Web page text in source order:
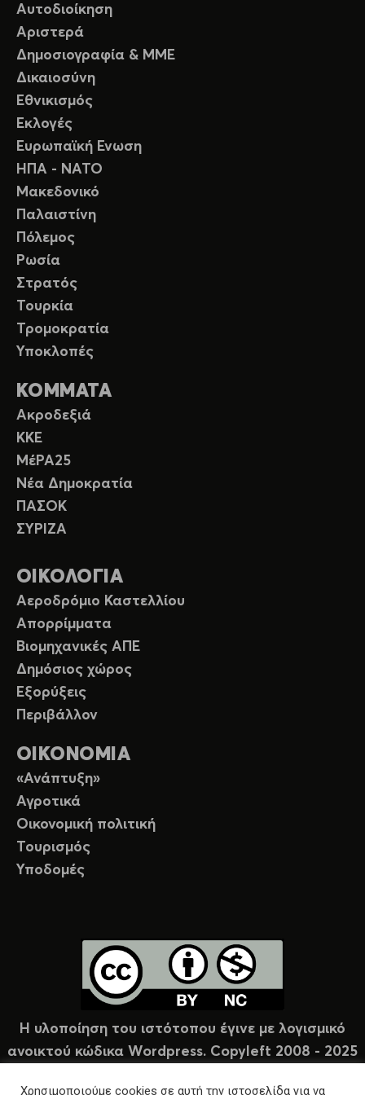
Αυτοδιοίκηση
Αριστερά
Δημοσιογραφία & ΜΜΕ
Δικαιοσύνη
Εθνικισμός
Εκλογές
Ευρωπαϊκή Ενωση
ΗΠΑ - ΝΑΤΟ
Μακεδονικό
Παλαιστίνη
Πόλεμος
Ρωσία
Στρατός
Τουρκία
Τρομοκρατία
Υποκλοπές
ΚΟΜΜΑΤΑ
Ακροδεξιά
ΚΚΕ
ΜέΡΑ25
Νέα Δημοκρατία
ΠΑΣΟΚ
ΣΥΡΙΖΑ
ΟΙΚΟΛΟΓΙΑ
Αεροδρόμιο Καστελλίου
Απορρίμματα
Βιομηχανικές ΑΠΕ
Δημόσιος χώρος
Εξορύξεις
Περιβάλλον
ΟΙΚΟΝΟΜΙΑ
«Ανάπτυξη»
Αγροτικά
Οικονομική πολιτική
Τουρισμός
Υποδομές
Η υλοποίηση του ιστότοπου έγινε με λογισμικό
ανοικτού κώδικα Wordpress. Copyleft 2008 - 2025
Χρησιμοποιούμε cookies σε αυτή την ιστοσελίδα για να